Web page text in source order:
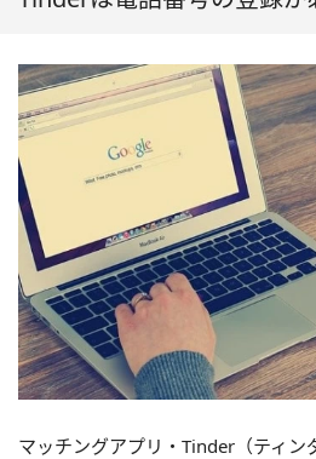
マッチングアプリ・Tinder（ティン